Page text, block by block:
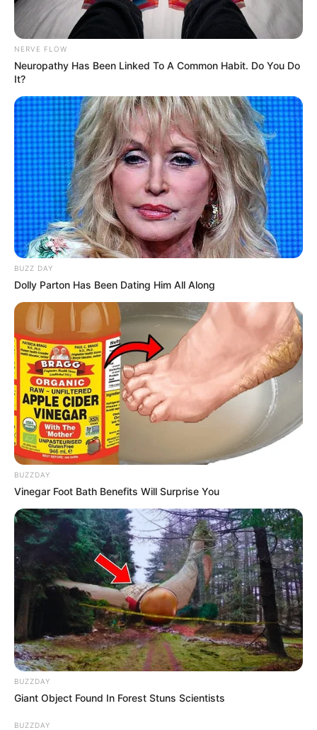
Highlights und jeder Menge guter Laune. Stoßt
gemeinsam an und lasst die Woche entspannt
zusammen ausklingen, während f...mehr
Stadt/Ort: Freital
Ende: 07.08.2026 21:30 Uhr
Eintrittspreis: 5,00€
Weitere Informationen:
www.oskarshausen.de/som
mern...
Sommernacht der Sinne
Kommt zur Sommernacht der Sinne und erlebt
folgende Highlights: Begrüßungsdrink & ein
Freigetränk, genussvolles Abendessen, Fachvortrag
"Glow von innen - Ernährung für Haut, Haare &
Ausstrahlung", kreiere dein eigenes Parfüm,
gestalte eine individuelle Kerze mit Blütenkranz... m
ehr
Stadt/Ort: Königsbrück
Beginn: 08.08.2026 16:30 Uhr
Ende: 08.08.2026 23:00 Uhr
Eintrittspreis: 79,00
Weitere Informationen:
www.wellnessmeineauszeit.
de...
Euer unvergessliches Einschulungsfest in
Oskarshausen – stressfrei & wetterunabhängig! Der
große Tag steht bevor – und ihr wollt ihn gebührend
feiern? Ob Familie, Paten oder Freunde: Feiert
gemeinsam den Schulanfang eures Kindes bei der
großen Schuleinführungsfeier in Oskarshause...me
hr
Stadt/Ort: Freital
Ende: 15.08.2026 18:30 Uhr
Weitere Informationen:
NERVE FLOW
Neuropathy Has Been Linked To A Common Habit. Do You Do
It?
BUZZ DAY
Dolly Parton Has Been Dating Him All Along
BUZZDAY
Vinegar Foot Bath Benefits Will Surprise You
BUZZDAY
Giant Object Found In Forest Stuns Scientists
BUZZDAY